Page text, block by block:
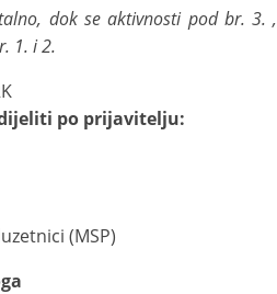
dok se aktivnosti pod br.
1. i 2.
po prijavitelju:
(MSP)